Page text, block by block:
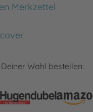
Merkzettel
Wahl bestellen: